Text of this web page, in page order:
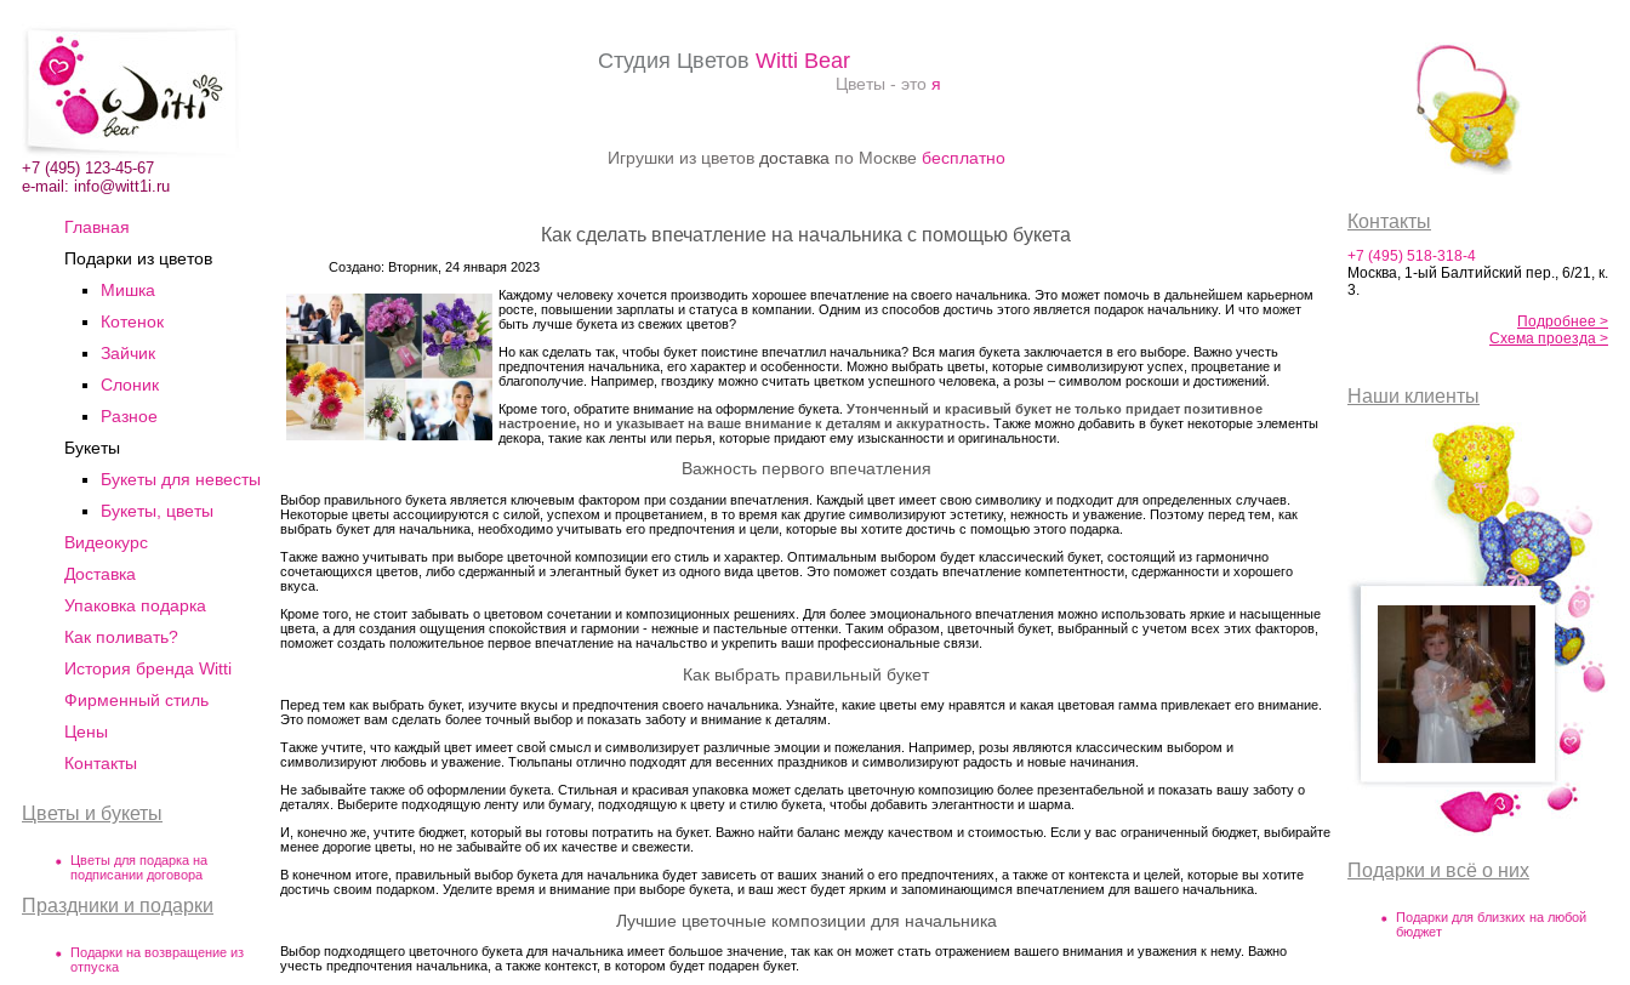
+7 (495) 123-45-67
e-mail: info@witt1i.ru
Студия Цветов Witti Bear
Цветы - это я
Игрушки из цветов доставка по Москве бесплатно
Главная
Подарки из цветов
Мишка
Котенок
Зайчик
Слоник
Разное
Букеты
Букеты для невесты
Букеты, цветы
Видеокурс
Доставка
Упаковка подарка
Как поливать?
История бренда Witti
Фирменный стиль
Цены
Контакты
Цветы и букеты
Цветы для подарка на
подписании договора
Праздники и подарки
Подарки на возвращение из
отпуска
Как сделать впечатление на начальника с помощью букета
Создано: Вторник, 24 января 2023
Каждому человеку хочется производить хорошее впечатление на своего начальника. Это может помочь в дальнейшем карьерном
росте, повышении зарплаты и статуса в компании. Одним из способов достичь этого является подарок начальнику. И что может
быть лучше букета из свежих цветов?
Но как сделать так, чтобы букет поистине впечатлил начальника? Вся магия букета заключается в его выборе. Важно учесть
предпочтения начальника, его характер и особенности. Можно выбрать цветы, которые символизируют успех, процветание и
благополучие. Например, гвоздику можно считать цветком успешного человека, а розы – символом роскоши и достижений.
Кроме того, обратите внимание на оформление букета. Утонченный и красивый букет не только придает позитивное
настроение, но и указывает на ваше внимание к деталям и аккуратность. Также можно добавить в букет некоторые элементы
декора, такие как ленты или перья, которые придают ему изысканности и оригинальности.
Важность первого впечатления
Выбор правильного букета является ключевым фактором при создании впечатления. Каждый цвет имеет свою символику и подходит для определенных случаев.
Некоторые цветы ассоциируются с силой, успехом и процветанием, в то время как другие символизируют эстетику, нежность и уважение. Поэтому перед тем, как
выбрать букет для начальника, необходимо учитывать его предпочтения и цели, которые вы хотите достичь с помощью этого подарка.
Также важно учитывать при выборе цветочной композиции его стиль и характер. Оптимальным выбором будет классический букет, состоящий из гармонично
сочетающихся цветов, либо сдержанный и элегантный букет из одного вида цветов. Это поможет создать впечатление компетентности, сдержанности и хорошего
вкуса.
Кроме того, не стоит забывать о цветовом сочетании и композиционных решениях. Для более эмоционального впечатления можно использовать яркие и насыщенные
цвета, а для создания ощущения спокойствия и гармонии - нежные и пастельные оттенки. Таким образом, цветочный букет, выбранный с учетом всех этих факторов,
поможет создать положительное первое впечатление на начальство и укрепить ваши профессиональные связи.
Как выбрать правильный букет
Перед тем как выбрать букет, изучите вкусы и предпочтения своего начальника. Узнайте, какие цветы ему нравятся и какая цветовая гамма привлекает его внимание.
Это поможет вам сделать более точный выбор и показать заботу и внимание к деталям.
Также учтите, что каждый цвет имеет свой смысл и символизирует различные эмоции и пожелания. Например, розы являются классическим выбором и
символизируют любовь и уважение. Тюльпаны отлично подходят для весенних праздников и символизируют радость и новые начинания.
Не забывайте также об оформлении букета. Стильная и красивая упаковка может сделать цветочную композицию более презентабельной и показать вашу заботу о
деталях. Выберите подходящую ленту или бумагу, подходящую к цвету и стилю букета, чтобы добавить элегантности и шарма.
И, конечно же, учтите бюджет, который вы готовы потратить на букет. Важно найти баланс между качеством и стоимостью. Если у вас ограниченный бюджет, выбирайте
менее дорогие цветы, но не забывайте об их качестве и свежести.
В конечном итоге, правильный выбор букета для начальника будет зависеть от ваших знаний о его предпочтениях, а также от контекста и целей, которые вы хотите
достичь своим подарком. Уделите время и внимание при выборе букета, и ваш жест будет ярким и запоминающимся впечатлением для вашего начальника.
Лучшие цветочные композиции для начальника
Выбор подходящего цветочного букета для начальника имеет большое значение, так как он может стать отражением вашего внимания и уважения к нему. Важно
учесть предпочтения начальника, а также контекст, в котором будет подарен букет.
Контакты
+7 (495) 518-318-4
Москва, 1-ый Балтийский пер., 6/21, к.
3.
Подробнее >
Схема проезда >
Наши клиенты
Подарки и всё о них
Подарки для близких на любой
бюджет